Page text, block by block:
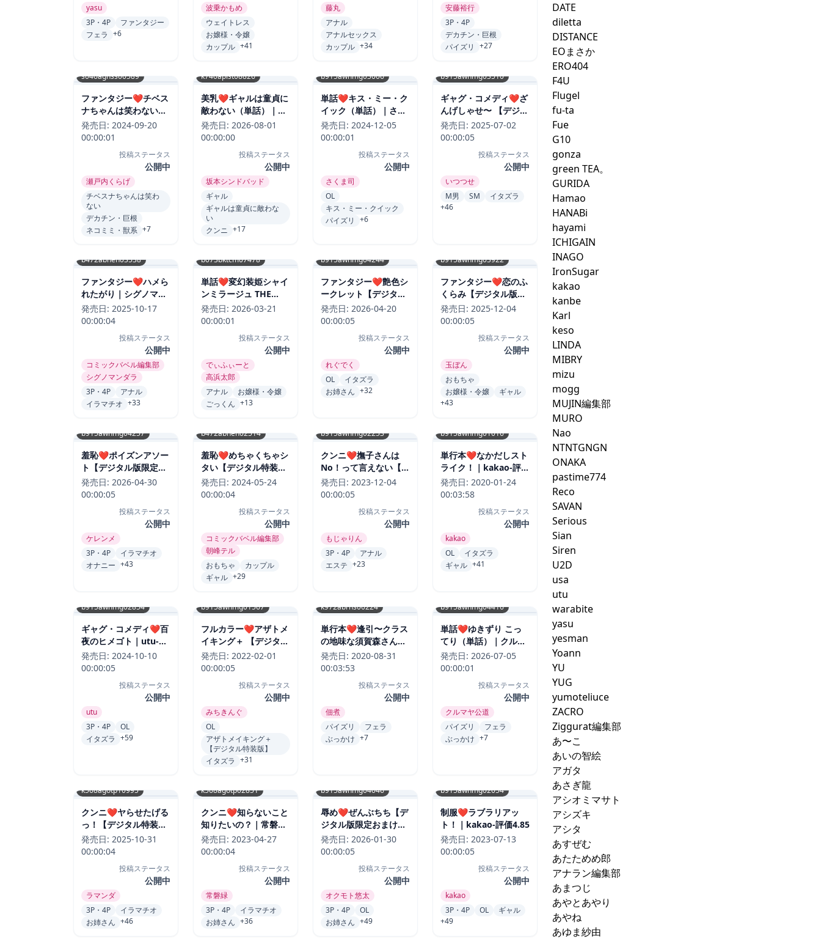
yasu
3P・4P
ファンタジー
フェラ +6
波乗かもめ
ウェイトレス
お嬢様・令嬢
カップル +41
藤丸
アナル
アナルセックス
カップル +34
安藤裕行
3P・4P
デカチン・巨根
パイズリ
+27
s046agnss00589
ファンタジー❤チベス
ナちゃんは笑わない
（単話）｜瀬戸内くら
げ-評価5.00
発売日: 2024-09-20
00:00:01
投稿ステータス
公開中
瀬戸内くらげ
チベスナちゃんは笑わ
ない
デカチン・巨根
ネコミミ・獣系 +7
k740aplst08826
美乳❤ギャルは童貞に
敵わない（単話）｜坂
本シンドバッド-評価
4.83
発売日: 2026-08-01
00:00:00
投稿ステータス
公開中
坂本シンドバッド
ギャル
ギャルは童貞に敵わな
い
クンニ +17
b915awnmg03006
単話❤キス・ミー・ク
イック（単話）｜さく
ま司-評価4.83
発売日: 2024-12-05
00:00:01
投稿ステータス
公開中
さくま司
OL
キス・ミー・クイック
パイズリ
+6
b915awnmg03510
ギャグ・コメディ❤ざ
んげしゃせ〜 【デジタ
ル版限定おまけ付き】
｜いつつせ-評価4.83
発売日: 2025-07-02
00:00:05
投稿ステータス
公開中
いつつせ
M男
SM
イタズラ
+46
b472abnen03538
ファンタジー❤ハメら
れたがり｜シグノマン
ダラ-評価4.83
発売日: 2025-10-17
00:00:04
投稿ステータス
公開中
コミックバベル編集部
シグノマンダラ
3P・4P
アナル
イラマチオ +33
b073bktcm07478
単話❤変幻装姫シャイ
ンミラージュ THE
COMIC【単話】（単
話）｜高浜太郎-評価
発売日: 2026-03-21
00:00:01
投稿ステータス
公開中
でぃふぃーと
高浜太郎
アナル
お嬢様・令嬢
ごっくん +13
b915awnmg04244
ファンタジー❤艶色シ
ークレット【デジタル
版限定おまけ付き】｜
れぐでく-評価4.83
発売日: 2026-04-20
00:00:05
投稿ステータス
公開中
れぐでく
OL
イタズラ
お姉さん +32
b915awnmg03922
ファンタジー❤恋のふ
くらみ【デジタル版限
定おまけ付き】｜玉ぼ
ん-評価4.83
発売日: 2025-12-04
00:00:05
投稿ステータス
公開中
玉ぼん
おもちゃ
お嬢様・令嬢
ギャル
+43
b915awnmg04257
羞恥❤ポイズンアソー
ト【デジタル版限定お
まけ付き】｜ケレンメ-
評価4.83
発売日: 2026-04-30
00:00:05
投稿ステータス
公開中
ケレンメ
3P・4P
イラマチオ
オナニー +43
b472abnen02514
羞恥❤めちゃくちゃシ
タい【デジタル特装
版】｜朝峰テル-評価
4.83
発売日: 2024-05-24
00:00:04
投稿ステータス
公開中
コミックバベル編集部
朝峰テル
おもちゃ
カップル
ギャル +29
b915awnmg02253
クンニ❤撫子さんは
No！って言えない【完
全版】｜もじゃりん-評
価4.83
発売日: 2023-12-04
00:00:05
投稿ステータス
公開中
もじゃりん
3P・4P
アナル
エステ +23
b915awnmg01016
単行本❤なかだしスト
ライク！｜kakao-評価
4.84
発売日: 2020-01-24
00:03:58
投稿ステータス
公開中
kakao
OL
イタズラ
ギャル +41
b915awnmg02854
ギャグ・コメディ❤百
夜のヒメゴト｜utu-評
価5.00
発売日: 2024-10-10
00:00:05
投稿ステータス
公開中
utu
3P・4P
OL
イタズラ +59
b915awnmg01567
フルカラー❤アザトメ
イキング＋ 【デジタル
特装版】｜みちきんぐ-
評価4.83
発売日: 2022-02-01
00:00:05
投稿ステータス
公開中
みちきんぐ
OL
アザトメイキング＋
【デジタル特装版】
イタズラ +31
k972abrhs00224
単行本❤逢引〜クラス
の地味な須賀森さん〜
【デジタル単行本】｜
佃煮-評価4.84
発売日: 2020-08-31
00:03:53
投稿ステータス
公開中
佃煮
パイズリ
フェラ
ぶっかけ +7
b915awnmg04416
単話❤ゆきずり こっ
てり（単話）｜クルマ
ヤ公道-評価5.00
発売日: 2026-07-05
00:00:01
投稿ステータス
公開中
クルマヤ公道
パイズリ
フェラ
ぶっかけ +7
k568agotp10995
クンニ❤ヤらせたげる
っ！【デジタル特装
版】｜ラマンダ-評価
4.84
発売日: 2025-10-31
00:00:04
投稿ステータス
公開中
ラマンダ
3P・4P
イラマチオ
お姉さん +46
k568agotp02851
クンニ❤知らないこと
知りたいの？｜常磐緑-
評価4.85
発売日: 2023-04-27
00:00:04
投稿ステータス
公開中
常磐緑
3P・4P
イラマチオ
お姉さん +36
b915awnmg04046
辱め❤ぜんぶちち【デ
ジタル版限定おまけ付
き】｜オクモト悠太-評
価4.85
発売日: 2026-01-30
00:00:05
投稿ステータス
公開中
オクモト悠太
3P・4P
OL
お姉さん +49
b915awnmg02054
制服❤ラブラリアッ
ト！｜kakao-評価4.85
発売日: 2023-07-13
00:00:05
投稿ステータス
公開中
kakao
3P・4P
OL
ギャル
+49
DATE
diletta
DISTANCE
EOまさか
ERO404
F4U
Flugel
fu-ta
Fue
G10
gonza
green TEA。
GURIDA
Hamao
HANABi
hayami
ICHIGAIN
INAGO
IronSugar
kakao
kanbe
Karl
keso
LINDA
MIBRY
mizu
mogg
MUJIN編集部
MURO
Nao
NTNTGNGN
ONAKA
pastime774
Reco
SAVAN
Serious
Sian
Siren
U2D
usa
utu
warabite
yasu
yesman
Yoann
YU
YUG
yumoteliuce
ZACRO
Ziggurat編集部
あ〜こ
あいの智絵
アガタ
あさぎ龍
アシオミマサト
アシズキ
アシタ
あすぜむ
あたためめ郎
アナラン編集部
あまつじ
あやとあやり
あやね
あゆま紗由